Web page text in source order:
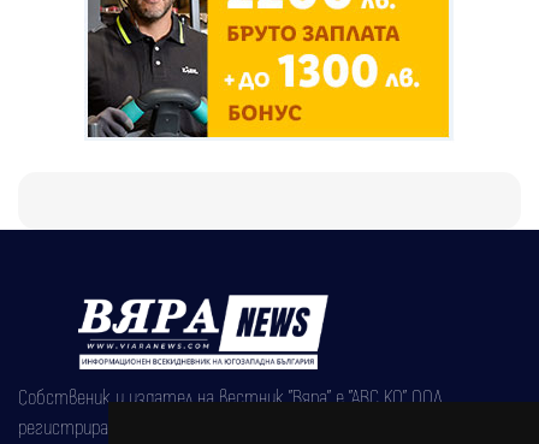
Собственик и издател на вестник "Вяра" е "АВС КО" ООД,
регистрирана на 08.05.2002 година.